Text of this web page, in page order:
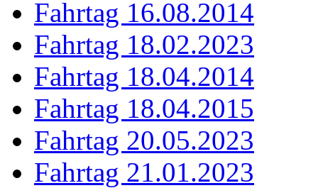
Fahrtag 16.08.2014
Fahrtag 18.02.2023
Fahrtag 18.04.2014
Fahrtag 18.04.2015
Fahrtag 20.05.2023
Fahrtag 21.01.2023